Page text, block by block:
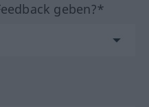
geben?*